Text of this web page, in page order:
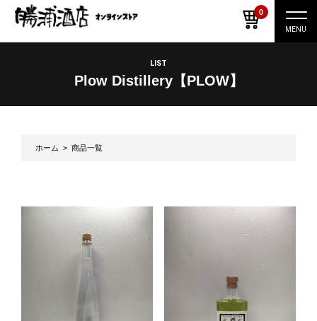
ナ
ビ
切
0
LIST
Plow Distillery【PLOW】
ホーム > 商品一覧